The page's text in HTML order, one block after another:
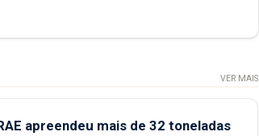
VER MAIS
apreendeu mais de 32 toneladas